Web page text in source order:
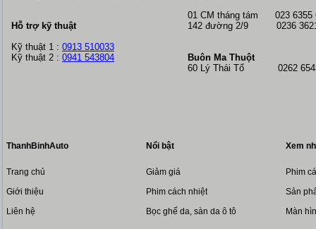
Hỗ trợ kỹ thuật
Kỹ thuật 1 : 0913 510033
Kỹ thuật 2 : 0941 543804
01 CM tháng tám 023 6355
142 đường 2/9 0236
Buôn Ma Thuột
60 Lý Thái Tổ 0262
ThanhBinhAuto
Trang chủ
Giới thiệu
Liên hệ
Nổi bật
Giảm giá
Phim cách nhiệt
Bọc ghế da, sàn da ô tô
Xem
Phim
Sản
Màn